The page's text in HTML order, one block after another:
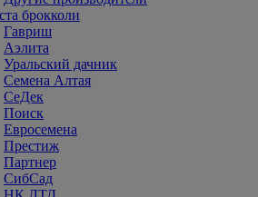
брокколи
Гавриш
Аэлита
Уральский дачник
Семена Алтая
СеДек
Поиск
Евросемена
Престиж
Партнер
СибСад